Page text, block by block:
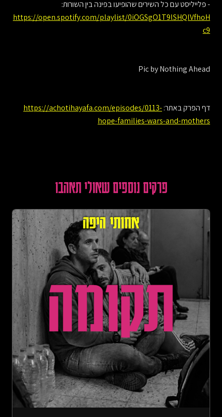
- פלייליסט עם כל השירים שהופיעו בפינה בין השורות:
https://open.spotify.com/playlist/0iOGSgO1T9lSHQlVfhoH
c9
Pic by Nothing Ahead
דף הפרק באתר:https://achotihayafa.com/episodes/0113-
hope-families-wars-and-mothers
פרקים נוספים שאולי תאהבו